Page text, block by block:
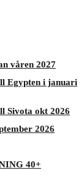
våren 2027
Egypten i januari
Sivota okt 2026
2026
40+